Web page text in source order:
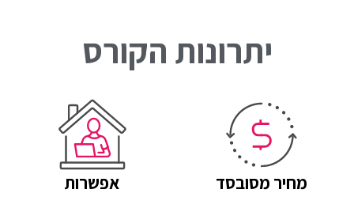
יתרונות הקורס
מחיר מסובסד
אפשרות